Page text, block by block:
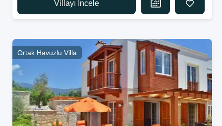
Villayı İncele
Ortak Havuzlu Villa